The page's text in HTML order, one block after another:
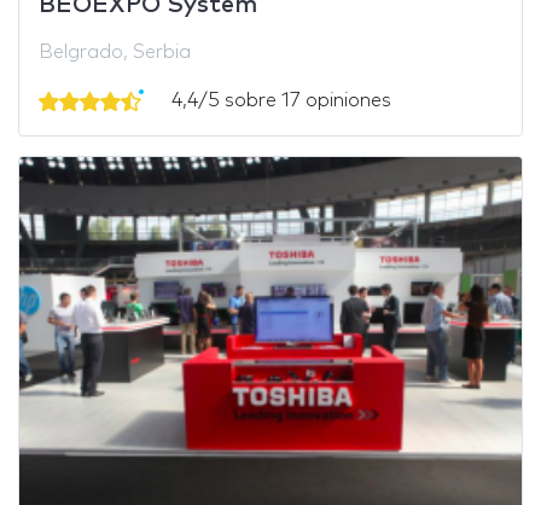
Belgrado, Serbia
4,4/5 sobre 17 opiniones